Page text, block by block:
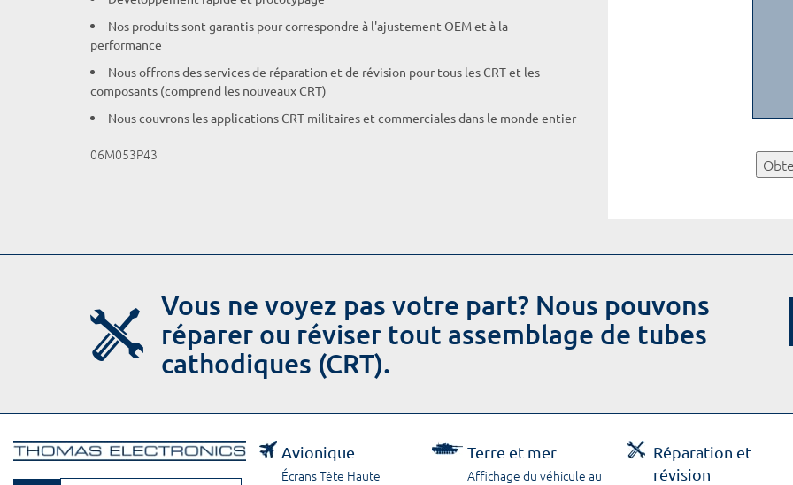
Nos produits sont garantis pour correspondre à l'ajustement OEM et à la
performance
Nous offrons des services de réparation et de révision pour tous les CRT et les
composants (comprend les nouveaux CRT)
Nous couvrons les applications CRT militaires et commerciales dans le monde entier
06M053P43
Vous ne voyez pas votre part? Nous pouvons
réparer ou réviser tout assemblage de tubes
cathodiques (CRT).
Avionique
Écrans Tête Haute
Terre et mer
Affichage du véhicule au
Réparation et
révision